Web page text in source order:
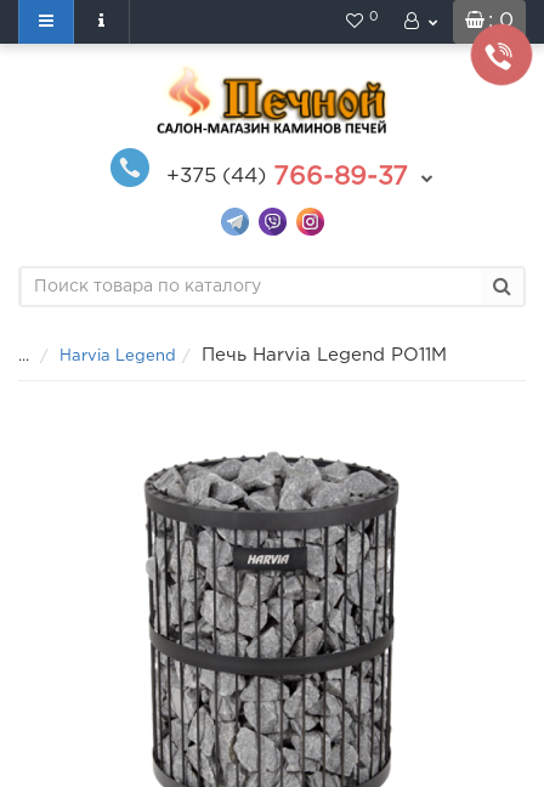
: 0
0
+375 (44) 766-89-37
... Harvia Legend Печь Harvia Legend PO11M